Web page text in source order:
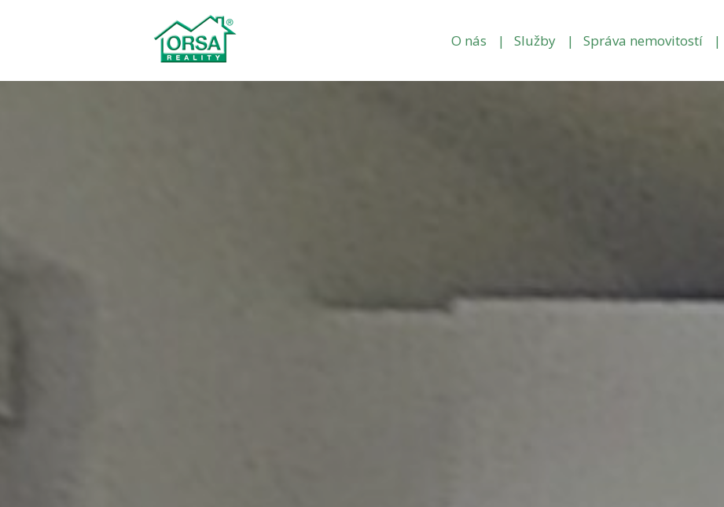
O nás Služby Správa nemovitostí